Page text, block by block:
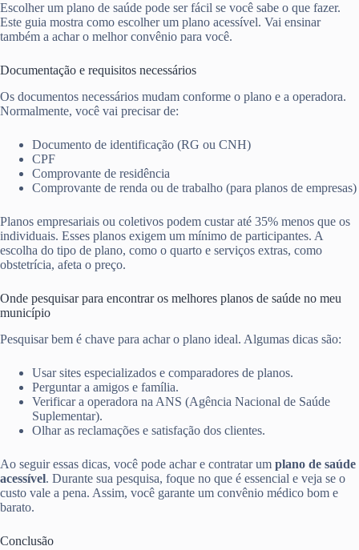
Escolher um plano de saúde pode ser fácil se você sabe o que fazer.
Este guia mostra como escolher um plano acessível. Vai ensinar
também a achar o melhor convênio para você.
Documentação e requisitos necessários
Os documentos necessários mudam conforme o plano e a operadora.
Normalmente, você vai precisar de:
Documento de identificação (RG ou CNH)
CPF
Comprovante de residência
Comprovante de renda ou de trabalho (para planos de empresas)
Planos empresariais ou coletivos podem custar até 35% menos que os
individuais. Esses planos exigem um mínimo de participantes. A
escolha do tipo de plano, como o quarto e serviços extras, como
obstetrícia, afeta o preço.
Onde pesquisar para encontrar os melhores planos de saúde no meu
município
Pesquisar bem é chave para achar o plano ideal. Algumas dicas são:
Usar sites especializados e comparadores de planos.
Perguntar a amigos e família.
Verificar a operadora na ANS (Agência Nacional de Saúde
Suplementar).
Olhar as reclamações e satisfação dos clientes.
Ao seguir essas dicas, você pode achar e contratar um plano de saúde
acessível. Durante sua pesquisa, foque no que é essencial e veja se o
custo vale a pena. Assim, você garante um convênio médico bom e
barato.
Conclusão